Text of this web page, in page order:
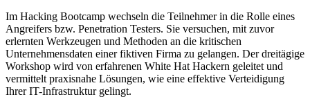
Im Hacking Bootcamp wechseln die Teilnehmer in die Rolle eines
Angreifers bzw. Penetration Testers. Sie versuchen, mit zuvor
erlernten Werkzeugen und Methoden an die kritischen
Unternehmensdaten einer fiktiven Firma zu gelangen. Der dreitägige
Workshop wird von erfahrenen White Hat Hackern geleitet und
vermittelt praxisnahe Lösungen, wie eine effektive Verteidigung
Ihrer IT-Infrastruktur gelingt.